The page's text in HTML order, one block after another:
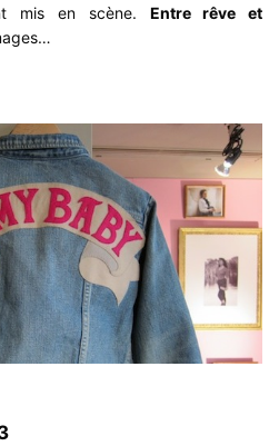
mis en scène. Entre rêve et